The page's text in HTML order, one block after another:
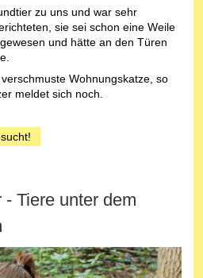
zu uns und war sehr
sie sei schon eine Weile
und hätte an den Türen
Wohnungskatze, so
meldet sich noch.
Tiere unter dem